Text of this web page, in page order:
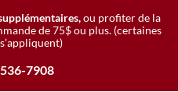
ou profiter de la
de 75$ ou plus. (certaines
7908